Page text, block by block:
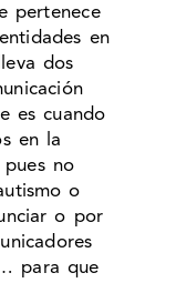
pertenece
en
dos
es cuando
en la
no
o
o por
para que